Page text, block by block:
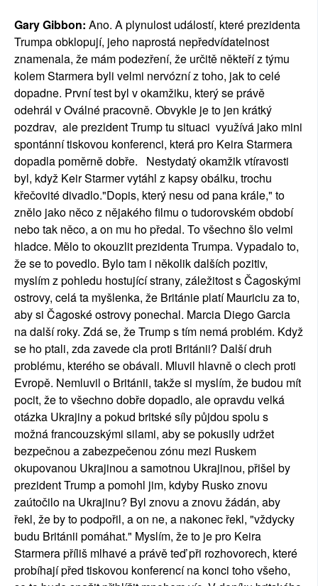
Gary Gibbon: Ano. A plynulost událostí, které prezidenta
Trumpa obklopují, jeho naprostá nepředvídatelnost
znamenala, že mám podezření, že určitě někteří z týmu
kolem Starmera byli velmi nervózní z toho, jak to celé
dopadne. První test byl v okamžiku, který se právě
odehrál v Oválné pracovně. Obvykle je to jen krátký
pozdrav, ale prezident Trump tu situaci využívá jako mini
spontánní tiskovou konferenci, která pro Keira Starmera
dopadla poměrně dobře. Nestydatý okamžik vtíravosti
byl, když Keir Starmer vytáhl z kapsy obálku, trochu
křečovité divadlo."Dopis, který nesu od pana krále," to
znělo jako něco z nějakého filmu o tudorovském období
nebo tak něco, a on mu ho předal. To všechno šlo velmi
hladce. Mělo to okouzlit prezidenta Trumpa. Vypadalo to,
že se to povedlo. Bylo tam i několik dalších pozitiv,
myslím z pohledu hostující strany, záležitost s Čagoskými
ostrovy, celá ta myšlenka, že Británie platí Mauriciu za to,
aby si Čagoské ostrovy ponechal. Marcia Diego Garcia
na další roky. Zdá se, že Trump s tím nemá problém. Když
se ho ptali, zda zavede cla proti Británii? Další druh
problému, kterého se obávali. Mluvil hlavně o clech proti
Evropě. Nemluvil o Británii, takže si myslím, že budou mít
pocit, že to všechno dobře dopadlo, ale opravdu velká
otázka Ukrajiny a pokud britské síly půjdou spolu s
možná francouzskými silami, aby se pokusily udržet
bezpečnou a zabezpečenou zónu mezi Ruskem
okupovanou Ukrajinou a samotnou Ukrajinou, přišel by
prezident Trump a pomohl jim, kdyby Rusko znovu
zaútočilo na Ukrajinu? Byl znovu a znovu žádán, aby
řekl, že by to podpořil, a on ne, a nakonec řekl, "vždycky
budu Británii pomáhat." Myslím, že to je pro Keira
Starmera příliš mlhavé a právě teď při rozhovorech, které
probíhají před tiskovou konferencí na konci toho všeho,